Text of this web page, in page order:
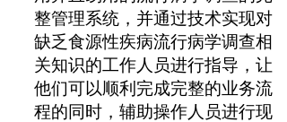
整管理系统，并通过技术实现对
缺乏食源性疾病流行病学调查相
关知识的工作人员进行指导，让
他们可以顺利完成完整的业务流
程的同时，辅助操作人员进行现